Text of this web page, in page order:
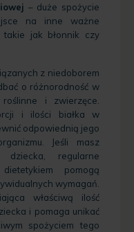
– duże spożycie
na inne ważne
takie jak błonnik czy
z niedoborem
o różnorodność w
i zwierzęce.
i ilości białka w
odpowiednią jego
Jeśli masz
dziecka, regularne
pomogą
wymagań.
właściwą ilość
i pomaga unikać
spożyciem tego